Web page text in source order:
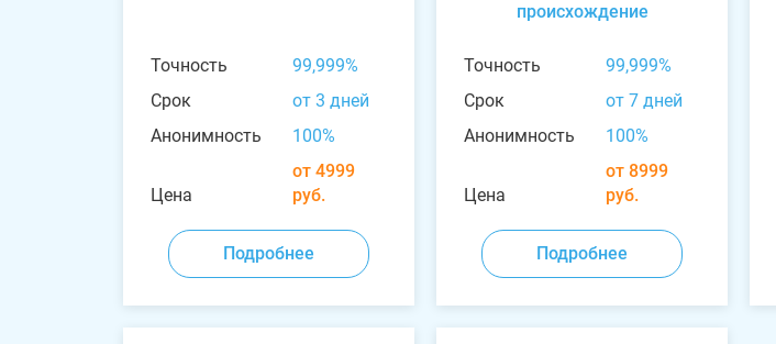
Точность
99,999%
Срок
от 3 дней
Анонимность
100%
Цена
от 4999
руб.
Подробнее
происхождение
Точность
99,999%
Срок
от 7 дней
Анонимность
100%
Цена
от 8999
руб.
Подробнее